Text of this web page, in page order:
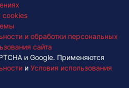
cookies
и обработки персональных
сайта
и Google. Применяются
и Условия использования